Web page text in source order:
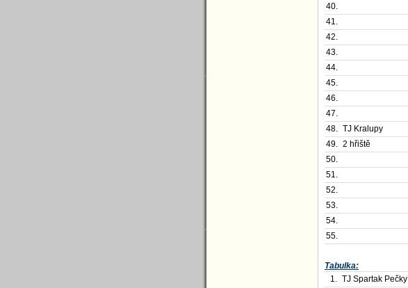
40.
41.
42.
43.
44.
45.
46.
47.
48. TJ Kralupy
49. 2 hřiště
50.
51.
52.
53.
54.
55.
Tabulka:
1. TJ Spartak Pečky